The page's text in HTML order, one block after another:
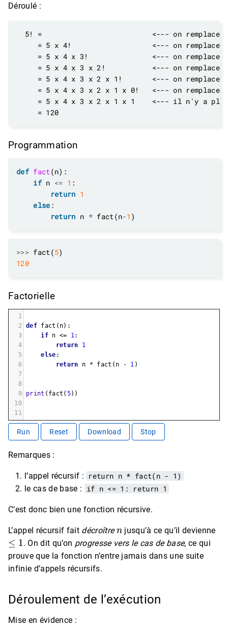
Déroulé :
Programmation
def fact
if n <= 1
return 1
else
return n * fact(n-1
>>> fact(5
120
Factorielle
1
2
def fact ( n):
3
if n <= 1:
4
return
1
5
else :
6
return n * fact ( n - 1 )
7
8
9
print ( fact ( 5))
10
11
Run Reset Download Stop
Remarques :
l’appel récursif : return n * fact(n - 1)
le cas de base : if n <= 1: return 1
C’est donc bien une fonction récursive.
L’appel récursif fait décroître jusqu’à ce qu’il devienne
≤1
. On dit qu’on progresse vers le cas de base, ce qui
prouve que la fonction n’entre jamais dans une suite
infinie d’appels récursifs.
Déroulement de l’exécution
Mise en évidence :